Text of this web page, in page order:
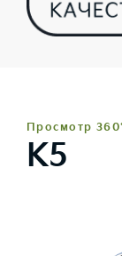
Просмотр
K5